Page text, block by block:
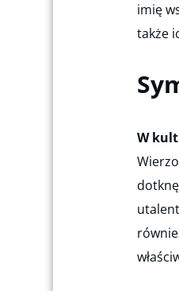
imię
także
W